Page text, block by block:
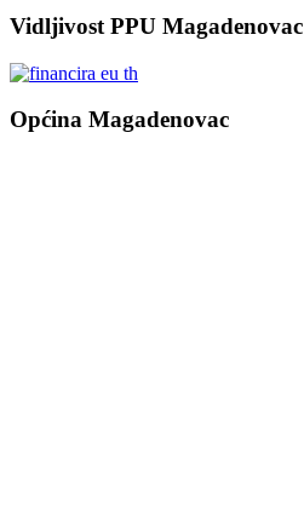
Vidljivost PPU Magadenovac
Općina Magadenovac